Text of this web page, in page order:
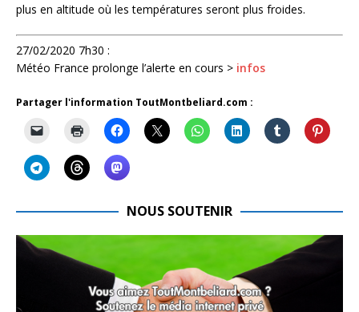
plus en altitude où les températures seront plus froides.
27/02/2020 7h30 :
Météo France prolonge l’alerte en cours > infos
Partager l'information ToutMontbeliard.com :
NOUS SOUTENIR